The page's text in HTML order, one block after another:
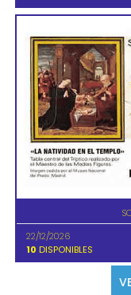
22/12/2026
10 DISPONIBLES